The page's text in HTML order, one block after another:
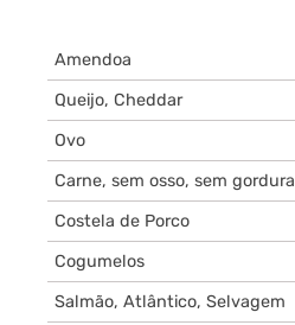
Amendoa
Queijo, Cheddar
Ovo
Carne, sem osso, sem gordura
Costela de Porco
Cogumelos
Salmão, Atlântico, Selvagem